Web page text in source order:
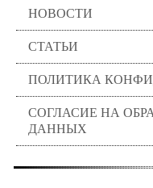
НОВОСТИ
СТАТЬИ
ПОЛИТИКА
СОГЛАСИЕ НА
ДАННЫХ